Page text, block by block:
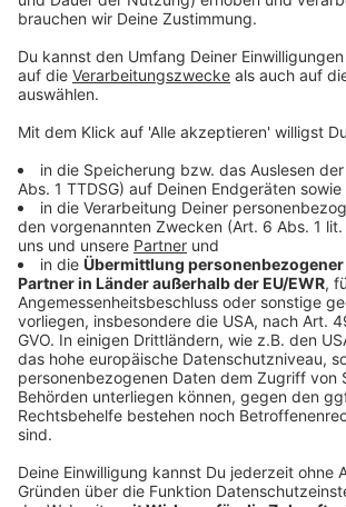
Familien werden vielfältiger -
besser unterstützen
Der Bericht zeigt außerdem, dass
deutlich vielfältiger leben als noch vor
Gleichzeitig fordert die Forschung,
Unterstützungsangebote einfacher
machen.
Prof. Dr. Susanne Kuger fordert im
„Die Politik kann dafür sorgen, dass
funktionieren. Das Zweite ist, dass
Sozialleistungen niederschwelliger